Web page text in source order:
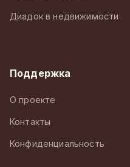
Диадок в недвижимости
Поддержка
О проекте
Контакты
Конфиденциальность